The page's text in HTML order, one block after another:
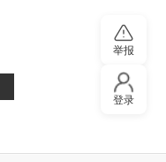
举报
登录